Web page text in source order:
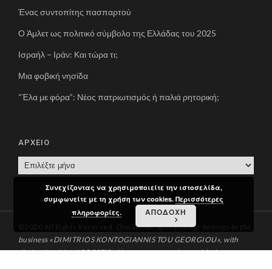
Ένας συντοπίτης πασπαρτού
Ο Άμλετ ως πολιτικό σύμβολο της Ελλάδας του 2025
Ισραήλ – Ιράν: Και τώρα τι;
Μια φοβική νησίδα
“Έλα με φόρα”: Νέος πατριωτισμός ή παλιά ρητορική;
ΑΡΧΕΙΟ
Ρ
Ο
Disclaimer: apoopseis.gr belongs to the
business «DIMITRIOS KONTOGIANNIS TOU GEORGIOU», with
distinctive title «APOPSEIS». You can communicate with the
Συνεχίζοντας να χρησιμοποιείτε την ιστοσελίδα,
συμφωνείτε με τη χρήση των cookies.Περισσότερες
πληροφορίες.
ΑΠΟΔΟΧΗ